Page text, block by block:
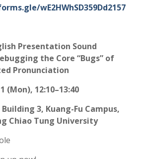
wE2HWhSD359Dd2157
Presentation Sound
the Core “Bugs” of
Pronunciation
(Mon), 12:10–13:40
Building 3, Kuang-Fu Campus,
Chiao Tung University